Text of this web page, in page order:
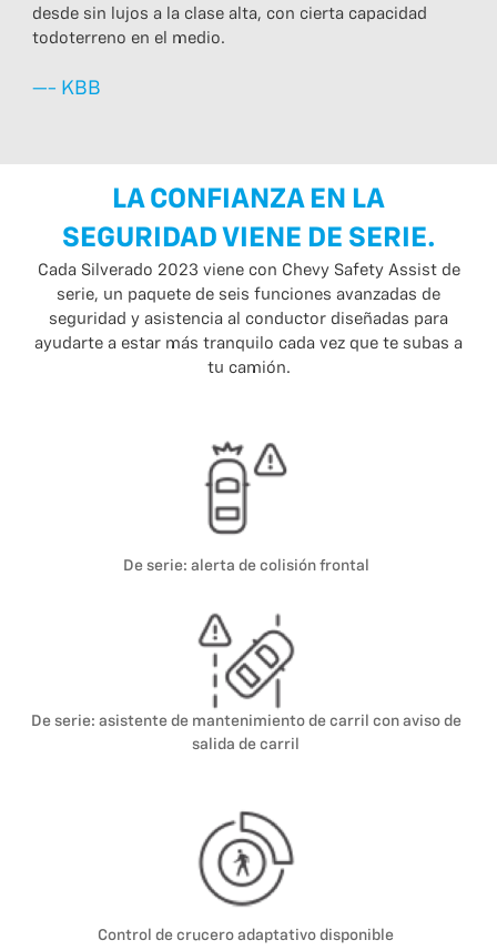
desde sin lujos a la clase alta, con cierta capacidad
todoterreno en el medio.
—- KBB
LA CONFIANZA EN LA
SEGURIDAD VIENE DE SERIE.
Cada Silverado 2023 viene con Chevy Safety Assist de
serie, un paquete de seis funciones avanzadas de
seguridad y asistencia al conductor diseñadas para
ayudarte a estar más tranquilo cada vez que te subas a
tu camión.
De serie: alerta de colisión frontal
De serie: asistente de mantenimiento de carril con aviso de
salida de carril
Control de crucero adaptativo disponible